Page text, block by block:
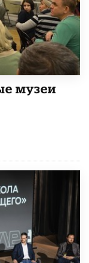
музеи